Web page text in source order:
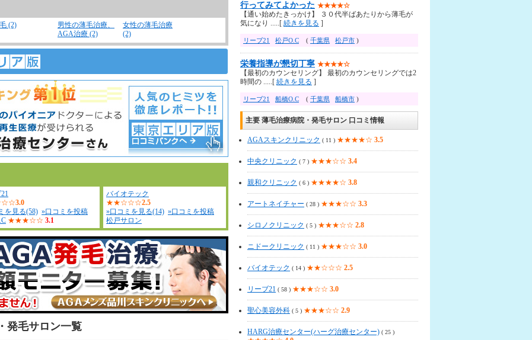
(2)
男性の薄毛治療、
AGA治療 (2)
女性の薄毛治療
(2)
3.0
を見る(58) »口コミを投稿
★★★☆☆ 3.1
バイオテック
★★☆☆☆2.5
»口コミを見る(14) »口コミを投稿
松戸サロン
発毛サロン一覧
行ってみてよかった ★★★★☆
【通い始めたきっかけ】 ３０代半ばあたりから薄毛が
気になり .....[ 続きを見る ]
リーブ21 松戸O.C ( 千葉県 松戸市 )
栄養指導が懇切丁寧 ★★★★☆
【最初のカウンセリング】 最初のカウンセリングでは2
時間の .....[ 続きを見る ]
リーブ21 船橋O.C ( 千葉県 船橋市 )
主要 薄毛治療病院・発毛サロン 口コミ情報
AGAスキンクリニック ( 11 ) ★★★★☆ 3.5
中央クリニック ( 7 ) ★★★☆☆ 3.4
親和クリニック ( 6 ) ★★★★☆ 3.8
アートネイチャー ( 28 ) ★★★☆☆ 3.3
シロノクリニック ( 5 ) ★★★☆☆ 2.8
ニドークリニック ( 11 ) ★★★☆☆ 3.0
バイオテック ( 14 ) ★★☆☆☆ 2.5
リーブ21 ( 58 ) ★★★☆☆ 3.0
聖心美容外科 ( 5 ) ★★★☆☆ 2.9
HARG治療センター(ハーグ治療センター) ( 25 )